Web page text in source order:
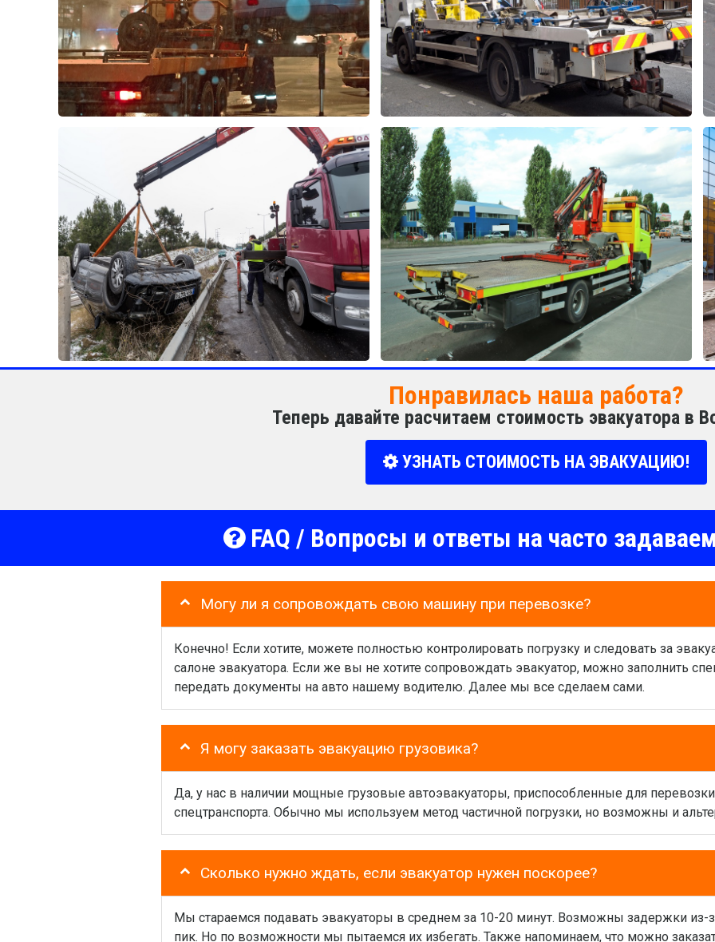
Понравилась наша работа?
Теперь давайте расчитаем стоимость эвакуатора в
УЗНАТЬ СТОИМОСТЬ НА ЭВАКУАЦИЮ!
FAQ / Вопросы и ответы на часто
Могу ли я сопровождать свою машину при перевозке?
Конечно! Если хотите, можете полностью контролировать погрузку и следовать за
салоне эвакуатора. Если же вы не хотите сопровождать эвакуатор, можно заполнить
передать документы на авто нашему водителю. Далее мы все сделаем сами.
Я могу заказать эвакуацию грузовика?
Да, у нас в наличии мощные грузовые автоэвакуаторы, приспособленные для
спецтранспорта. Обычно мы используем метод частичной погрузки, но возможны и
Сколько нужно ждать, если эвакуатор нужен поскорее?
Мы стараемся подавать эвакуаторы в среднем за 10-20 минут. Возможны задержки из-
пик. Но по возможности мы пытаемся их избегать. Также напоминаем, что можно